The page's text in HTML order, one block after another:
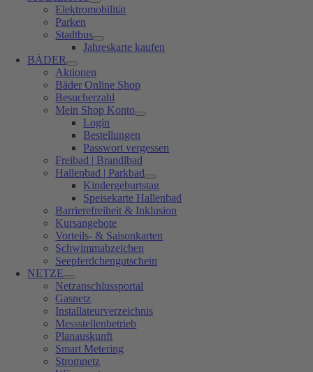
Elektromobilität
Parken
Stadtbus
Jahreskarte kaufen
BÄDER
Aktionen
Bäder Online Shop
Besucherzahl
Mein Shop Konto
Login
Bestellungen
Passwort vergessen
Freibad | Brandlbad
Hallenbad | Parkbad
Kindergeburtstag
Speisekarte Hallenbad
Barrierefreiheit & Inklusion
Kursangebote
Vorteils- & Saisonkarten
Schwimmabzeichen
Seepferdchengutschein
NETZE
Netzanschlussportal
Gasnetz
Installateurverzeichnis
Messstellenbetrieb
Planauskunft
Smart Metering
Stromnetz